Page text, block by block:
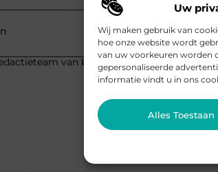
Uw
Wij maken gebruik van
hoe onze website wordt
van uw voorkeuren worden
gepersonaliseerde
informatie vindt u in ons
Alles Toestaan
van bbckaprijke.be, dat zich